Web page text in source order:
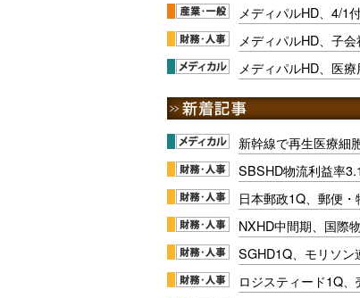
メディパルHD、4/1
メディパルHD、子
メディパルHD、医
新幹線で再生医療細
SBSHD物流利益率
日本郵政1Q、郵便
NXHD中間期、国際
SGHD1Q、モリソ
ロジスティード1Q